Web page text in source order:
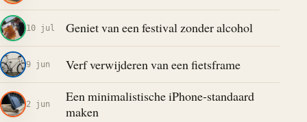
10 jul Geniet van een festival zonder alcohol
9 jun Verf verwijderen van een fietsframe
2 jun
Een minimalistische iPhone-standaard
maken